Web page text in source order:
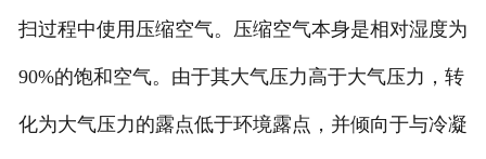
扫过程中使用压缩空气。压缩空气本身是相对湿度为
90%的饱和空气。由于其大气压力高于大气压力，转
化为大气压力的露点低于环境露点，并倾向于与冷凝